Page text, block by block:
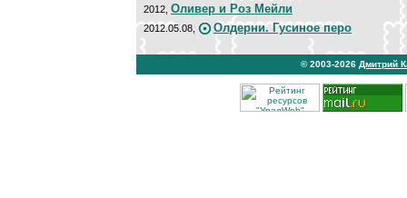
2012, Оливер и Роз Мейли
2012.05.08, Олдерни. Гусиное перо
© 2003-2026 Дмитрий